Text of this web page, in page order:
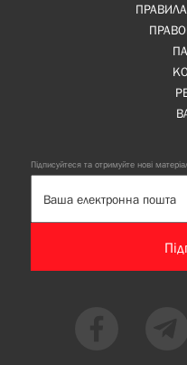
Підписуйтеся та отримуйте нові